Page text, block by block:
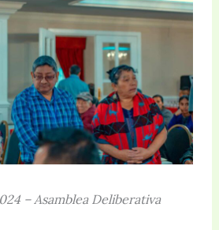
– Asamblea Deliberativa